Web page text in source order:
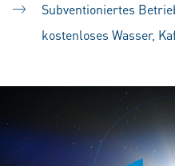
Subventioniertes
kostenloses Wasser,